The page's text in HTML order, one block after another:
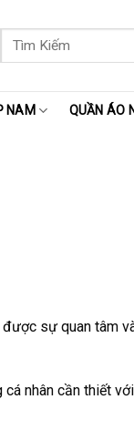
Tìm
kiếm:
NAM QUẦN ÁO
được sự quan tâm
nhân cần thiết